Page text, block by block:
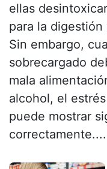
ellas
para la
Sin embargo,
sobrecargado
mala
alcohol, el
puede mostrar